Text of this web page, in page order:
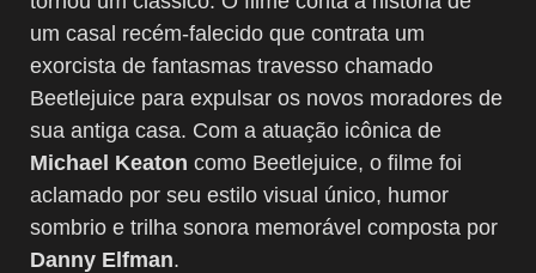
um casal recém-falecido que contrata um
exorcista de fantasmas travesso chamado
Beetlejuice para expulsar os novos moradores de
sua antiga casa. Com a atuação icônica de
Michael Keaton como Beetlejuice, o filme foi
aclamado por seu estilo visual único, humor
sombrio e trilha sonora memorável composta por
Danny Elfman.